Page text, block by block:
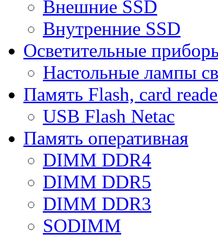
Внешние SSD
Внутренние SSD
Осветительные
Настольные лампы
Память Flash, card
USB Flash Netac
Память оперативная
DIMM DDR4
DIMM DDR5
DIMM DDR3
SODIMM